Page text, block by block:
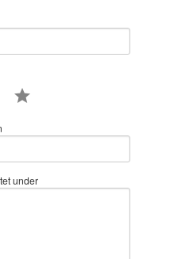
5 star
under